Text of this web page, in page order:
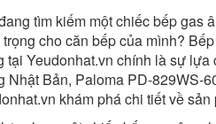
tìm kiếm một chiếc bếp gas
cho căn bếp của mình?
tại Yeudonhat.vn chính là sự
Nhật Bản, Paloma PD-829WS-
khám phá chi tiết về sản